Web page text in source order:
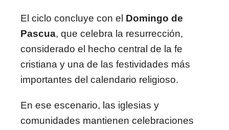
El ciclo concluye con el Domingo de
Pascua, que celebra la resurrección,
considerado el hecho central de la fe
cristiana y una de las festividades más
importantes del calendario religioso.
En ese escenario, las iglesias y
comunidades mantienen celebraciones